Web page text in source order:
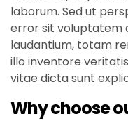
laborum. Sed ut
error sit voluptatem
laudantium, totam
illo inventore
vitae dicta sunt
Why choose